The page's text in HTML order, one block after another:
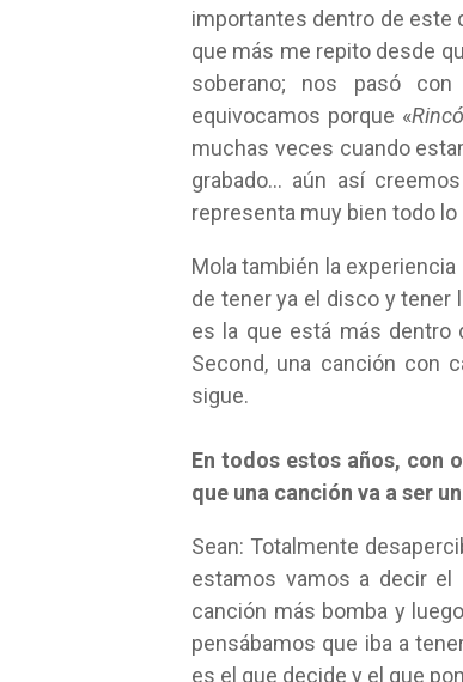
importantes dentro de este
que más me repito desde
soberano; nos pasó con
equivocamos porque «
muchas veces cuando
grabado… aún así
representa muy bien todo
Mola también la
de tener ya el disco y tener
es la que está más dentro
Second, una canción con
sigue.
En todos estos años, con
que una canción va a ser
Sean: Totalmente
estamos vamos a decir el
canción más bomba y
pensábamos que iba a
es el que decide y el que